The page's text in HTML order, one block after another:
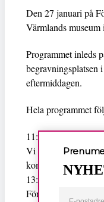
Den 27 januari på
Värmlands
Programmet inleds
begravningsplatsen
eftermiddagen.
Hela programmet
11:00 | Mosaiska
Vi tänder ljus och
kom till Karlstad
13:00 | Hörsalen
Föredrag om